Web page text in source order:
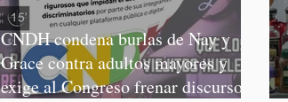
CNDH condena burlas de Nay y
Grace contra adultos mayores y
exige al Congreso frenar discursos